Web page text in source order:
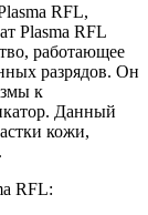
RFL,
Plasma RFL
работающее
разрядов. Он
к
Данный
кожи,
RFL: